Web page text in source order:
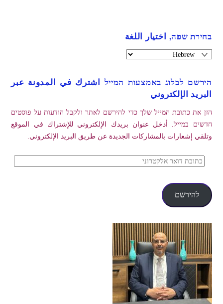
בחירת שפה, اختيار اللغة
הירשם לבלוג באמצעות המייל اشترك في المدونة عبر
البريد الإلكتروني
הזן את כתובת המייל שלך כדי להירשם לאתר ולקבל הודעות על פוסטים
חדשים במייל. أدخل عنوان بريدك الإلكتروني للإشتراك في الموقع
وتلقي إشعارات بالمشاركات الجديدة عن طريق البريد الإلكتروني.
כתובת
אלקטרוני
להירשם